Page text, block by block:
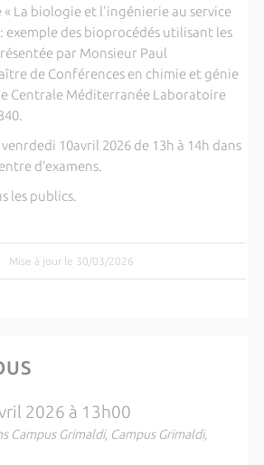
La biologie et l'ingénierie au service
des bioprocédés utilisant les
par Monsieur Paul
de Conférences en chimie et génie
Centrale Méditerranée Laboratoire
10avril 2026 de 13h à 14h dans
d’examens.
les publics.
Mise à jour le 30/03/2026
2026 à 13h00
Campus Grimaldi, Campus Grimaldi,